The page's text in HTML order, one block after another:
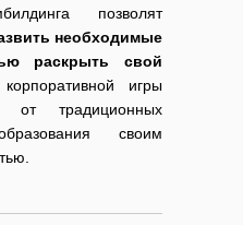
позволят
необходимые
раскрыть свой
игры
от традиционных
своим